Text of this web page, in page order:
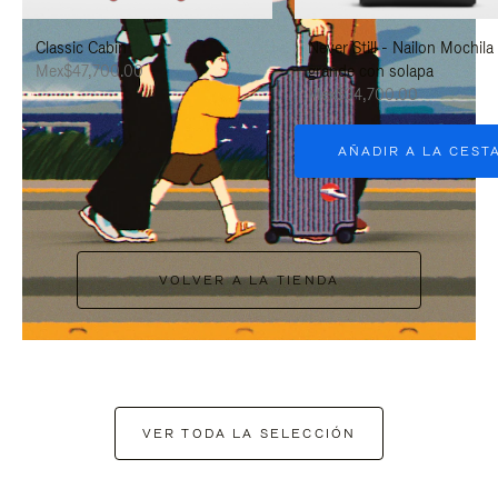
PAUSARLO.
PARA
ACTIVARLO.
Classic Cabin
Mex$47,700.00
Never Still - Nailon Mochila
grande con solapa
Mex$34,700.00
AÑADIR A LA
VOLVER A LA TIENDA
VER TODA LA SELECCIÓN